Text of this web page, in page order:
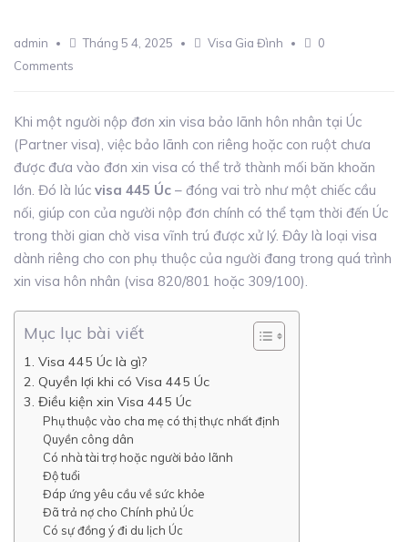
admin Tháng 5 4, 2025 Visa Gia Đình
0
Comments
Khi một người nộp đơn xin visa bảo lãnh hôn nhân tại Úc
(Partner visa), việc bảo lãnh con riêng hoặc con ruột chưa
được đưa vào đơn xin visa có thể trở thành mối băn khoăn
lớn. Đó là lúc visa 445 Úc – đóng vai trò như một chiếc cầu
nối, giúp con của người nộp đơn chính có thể tạm thời đến Úc
trong thời gian chờ visa vĩnh trú được xử lý. Đây là loại visa
dành riêng cho con phụ thuộc của người đang trong quá trình
xin visa hôn nhân (visa 820/801 hoặc 309/100).
Mục lục bài viết
1. Visa 445 Úc là gì?
2. Quyền lợi khi có Visa 445 Úc
3. Điều kiện xin Visa 445 Úc
Phụ thuộc vào cha mẹ có thị thực nhất định
Quyền công dân
Có nhà tài trợ hoặc người bảo lãnh
Độ tuổi
Đáp ứng yêu cầu về sức khỏe
Đã trả nợ cho Chính phủ Úc
Có sự đồng ý đi du lịch Úc